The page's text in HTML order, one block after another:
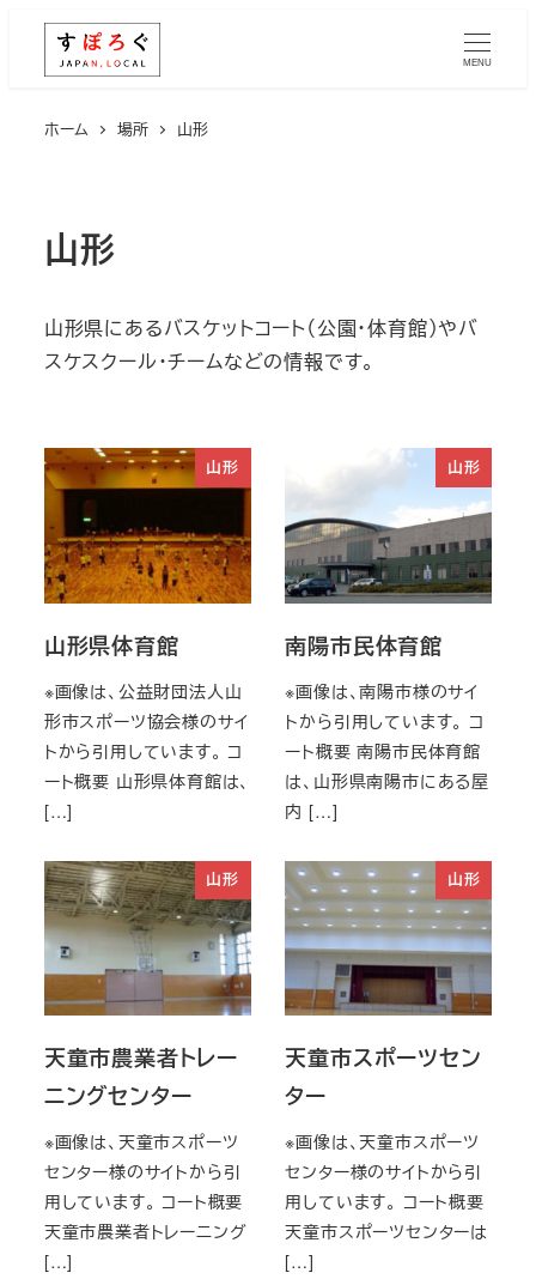
MENU
ホーム 場所 山形
山形
山形県にあるバスケットコート（公園・体育館）やバ
スケスクール・チームなどの情報です。
山形
山形県体育館
※画像は、公益財団法人山
形市スポーツ協会様のサイ
トから引用しています。 コ
ート概要 山形県体育館は、
[…]
山形
南陽市民体育館
※画像は、南陽市様のサイ
トから引用しています。 コ
ート概要 南陽市民体育館
は、山形県南陽市にある屋
内 […]
山形
天童市農業者トレー
ニングセンター
※画像は、天童市スポーツ
センター様のサイトから引
用しています。 コート概要
天童市農業者トレーニング
[…]
山形
天童市スポーツセン
ター
※画像は、天童市スポーツ
センター様のサイトから引
用しています。 コート概要
天童市スポーツセンターは
[…]